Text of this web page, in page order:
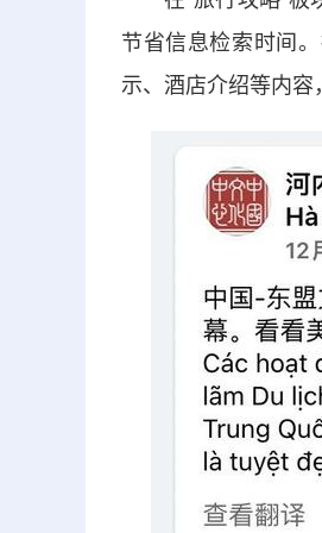
节省信息检索时间
示、酒店介绍等内容